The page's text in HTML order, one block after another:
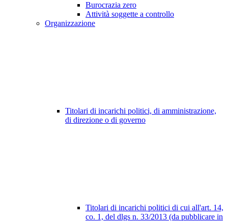
Burocrazia zero
Attività soggette a controllo
Organizzazione
Titolari di incarichi politici, di amministrazione,
di direzione o di governo
Titolari di incarichi politici di cui all'art. 14,
co. 1, del dlgs n. 33/2013 (da pubblicare in